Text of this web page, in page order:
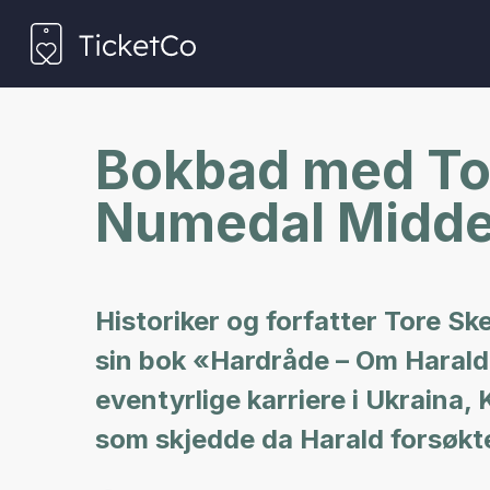
Bokbad med
Numedal
Historiker og forfatter Tore
sin bok «Hardråde – Om
eventyrlige karriere i Ukraina,
som skjedde da Harald